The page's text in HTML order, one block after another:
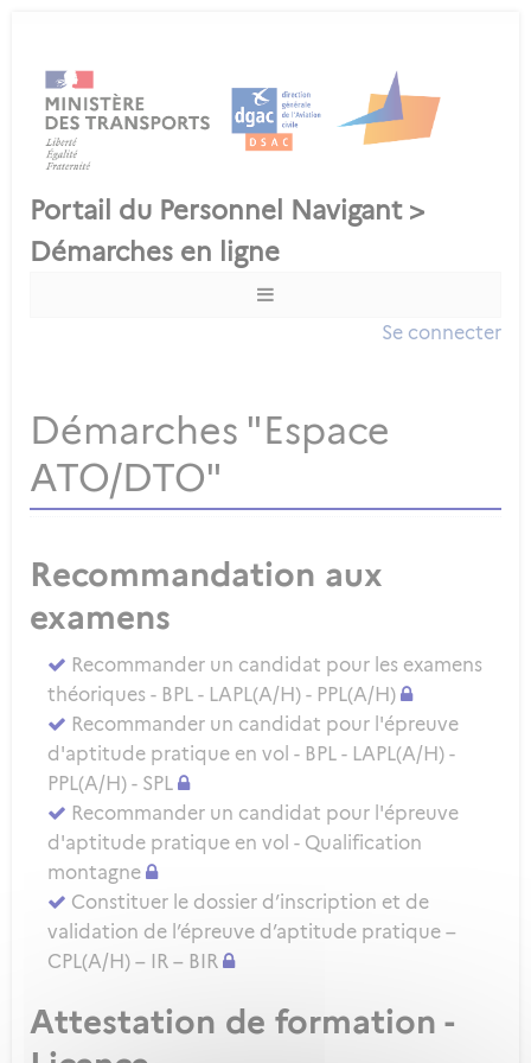
Se connecter
Démarches "Espace
ATO/DTO"
Recommandation aux
examens
Recommander un candidat pour les examens
théoriques - BPL - LAPL(A/H) - PPL(A/H)
Recommander un candidat pour l'épreuve
d'aptitude pratique en vol - BPL - LAPL(A/H) -
PPL(A/H) - SPL
Recommander un candidat pour l'épreuve
d'aptitude pratique en vol - Qualification
montagne
Constituer le dossier d’inscription et de
validation de l’épreuve d’aptitude pratique –
CPL(A/H) – IR – BIR
Attestation de formation -